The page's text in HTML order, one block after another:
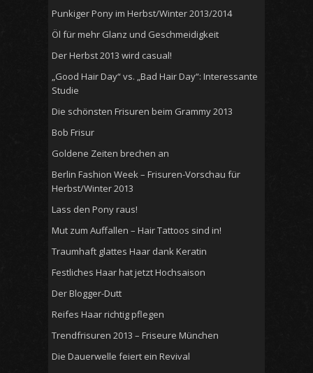
Punkiger Pony im Herbst/Winter 2013/2014
Öl für mehr Glanz und Geschmeidigkeit
Der Herbst 2013 wird casual!
„Good Hair Day“ vs. „Bad Hair Day“: Interessante
Studie
Die schönsten Frisuren beim Grammy 2013
Bob Frisur
Goldene Zeiten brechen an
Berlin Fashion Week – Frisuren-Vorschau für
Herbst/Winter 2013
Lass den Pony raus!
Mut zum Auffallen – Hair Tattoos sind in!
Traumhaft glattes Haar dank Keratin
Festliches Haar hat jetzt Hochsaison
Der Blogger-Dutt
Reifes Haar richtig pflegen
Trendfrisuren 2013 – Friseure München
Die Dauerwelle feiert ein Revival